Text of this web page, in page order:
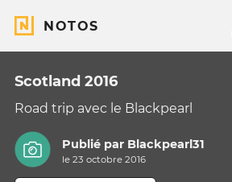
NOTOS
Scotland 2016
Road trip avec le Blackpearl
Publié par Blackpearl31
le 23 octobre 2016